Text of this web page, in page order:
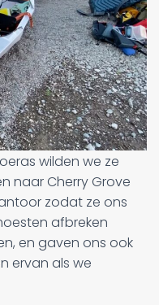
wilden we ze
naar Cherry Grove
zodat ze ons
afbreken
en gaven ons ook
ervan als we